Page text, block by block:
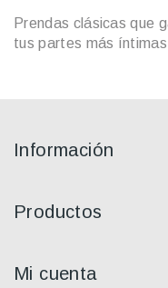
Prendas clásicas que
tus partes más
Información
Productos
Mi cuenta